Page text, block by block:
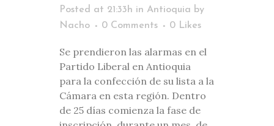
Posted at 21:33h in Antioquia by
Nacho
0 Comments 0 Likes
Se prendieron las alarmas en el
Partido Liberal en Antioquia
para la confección de su lista a la
Cámara en esta región. Dentro
de 25 días comienza la fase de